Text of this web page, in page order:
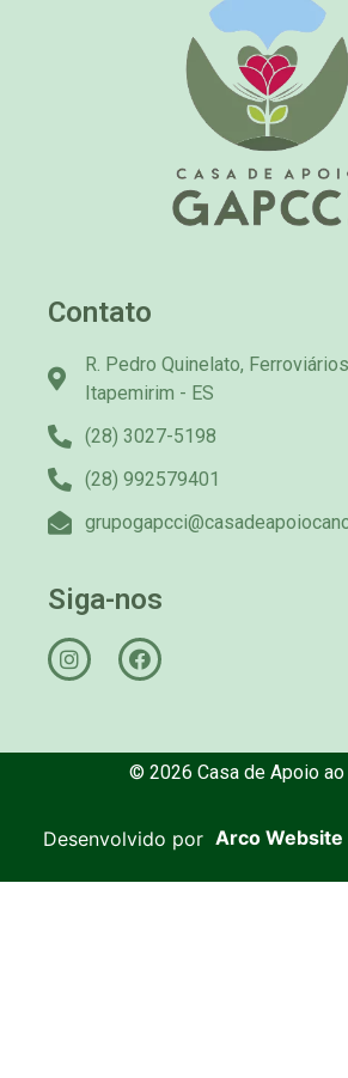
Contato
R. Pedro Quinelato,
Itapemirim - ES
(28) 3027-5198
(28) 992579401
Siga-nos
© 2026 Casa de Apoio ao
Desenvolvido por Arco Website